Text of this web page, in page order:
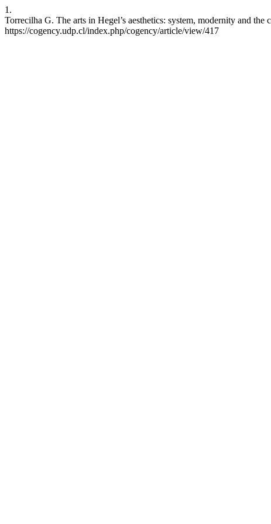
1.
Torrecilha G. The arts in Hegel’s aesthetics: system, modernity and
https://cogency.udp.cl/index.php/cogency/article/view/417